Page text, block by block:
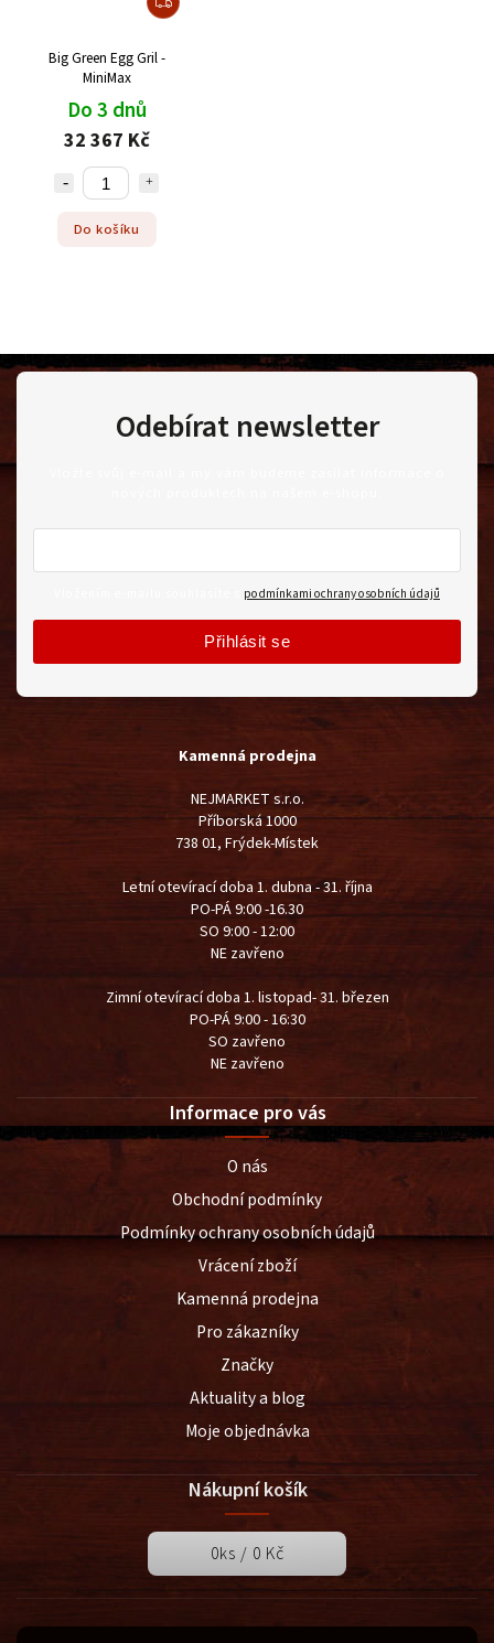
Big Green Egg Gril -
MiniMax
Do 3 dnů
32 367 Kč
Do košíku
Kamenná prodejna
NEJMARKET s.r.o.
Příborská 1000
738 01, Frýdek-Místek
Letní otevírací doba 1. dubna - 31. října
PO-PÁ 9:00 -16.30
SO 9:00 - 12:00
NE zavřeno
Zimní otevírací doba 1. listopad- 31. březen
PO-PÁ 9:00 - 16:30
SO zavřeno
NE zavřeno
Informace pro vás
O nás
Obchodní podmínky
Podmínky ochrany osobních údajů
Vrácení zboží
Kamenná prodejna
Pro zákazníky
Značky
Aktuality a blog
Moje objednávka
Nákupní košík
0ks / 0 Kč
Odebírat newsletter
podmínkami ochrany osobních údajů
Přihlásit se